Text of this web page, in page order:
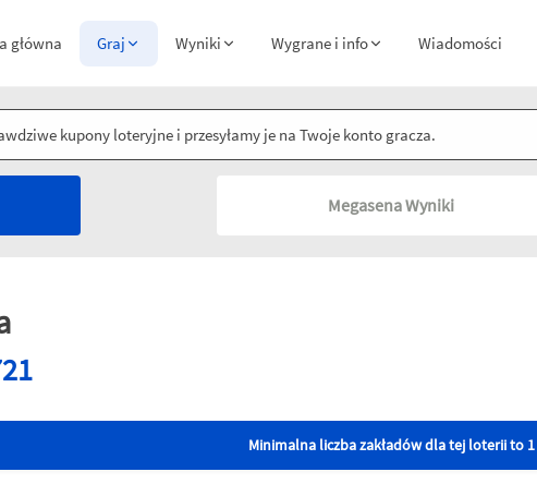
główna Graj Wyniki Wygrane i info Wiadomości
kupony loteryjne i przesyłamy je na Twoje konto gracza.
Megasena Wyniki
Minimalna liczba zakładów dla tej loterii to 1